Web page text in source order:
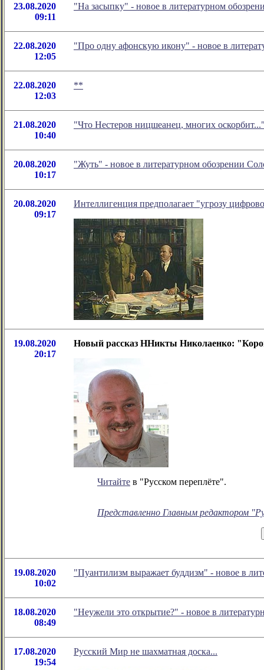
23.08.2020
09:11
"На засыпку" - новое в литературном
22.08.2020
12:05
"Про одну афонскую икону" - новое в
22.08.2020
12:03
**
21.08.2020
10:40
"Что Нестеров ницшеанец, многих
20.08.2020
10:17
"Жуть" - новое в литературном обозрении
20.08.2020
09:17
Интеллигенция предполагает "угрозу
19.08.2020
20:17
Новый рассказ ННикты Николаенко:
Читайте в "Русском переплёте".
Представленно Главным редактором
19.08.2020
10:02
"Пуантилизм выражает буддизм" - новое в
18.08.2020
08:49
"Неужели это открытие?" - новое в
17.08.2020
19:54
Русский Мир не шахматная доска...